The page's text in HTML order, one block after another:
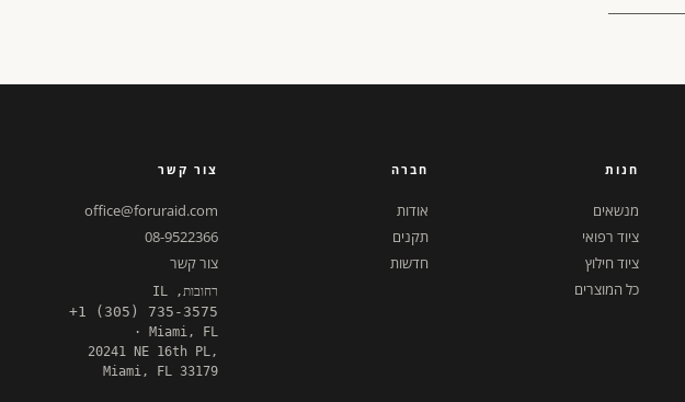
חנות
מנשאים
ציוד רפואי
ציוד חילוץ
כל המוצרים
חברה
אודות
תקנים
חדשות
צור קשר
office@foruraid.com
08-9522366
צור קשר
רחובות, IL
+1 (305) 735-3575
· Miami, FL
20241 NE 16th PL,
Miami, FL 33179